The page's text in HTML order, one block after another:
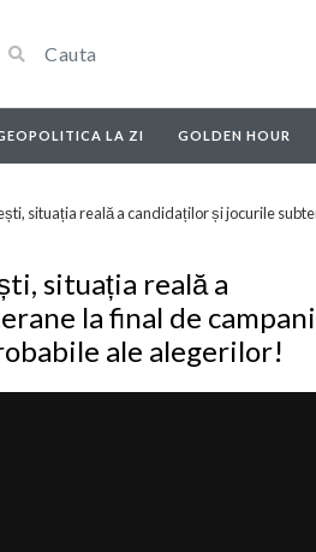
LA ZI GOLDEN HOUR
situația reală a candidaților și jocurile
situația reală a
la final de
ale alegerilor!